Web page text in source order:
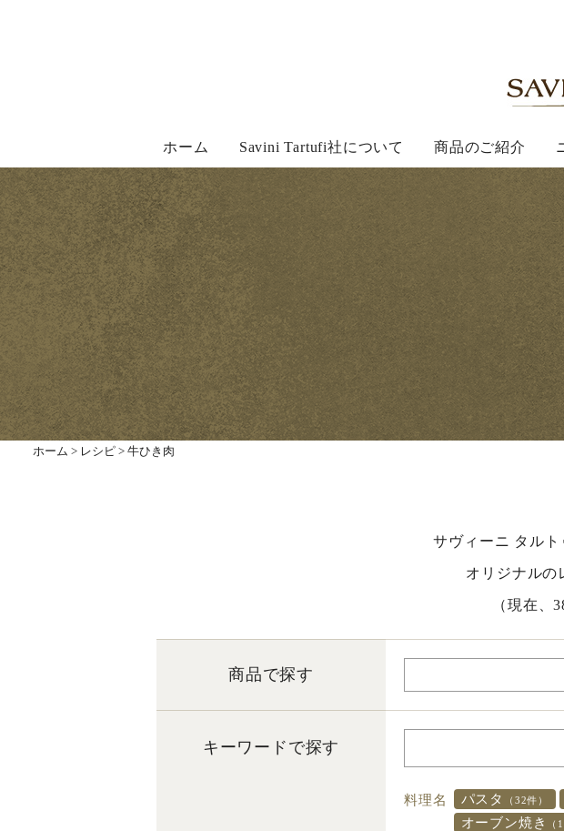
ホーム Savini Tartufi社について 商品のご紹介
ホーム > レシピ > 牛ひき肉
サヴィーニ タル
オリジナルの
（現在、
商品で探す
キーワードで探す
料理名 パスタ （32件）
オーブン焼き （